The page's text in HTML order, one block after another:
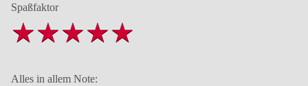
Spaßfaktor
Alles in allem Note: